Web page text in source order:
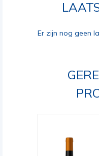
Er zijn nog geen